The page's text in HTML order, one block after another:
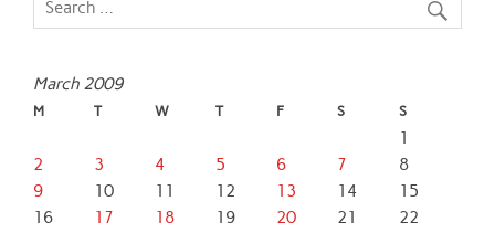
March 2009
M T W T F S S
1
2
3 4 5 6 7
8
9
10 11 12 13 14
15
16
17 18 19 20 21
22